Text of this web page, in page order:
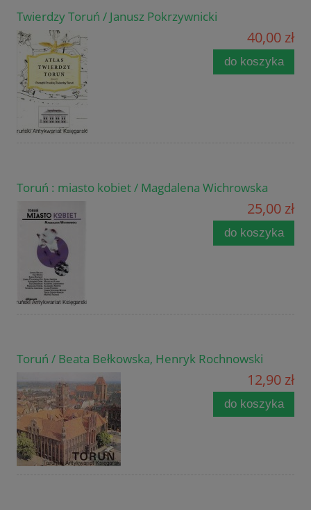
Twierdzy Toruń / Janusz Pokrzywnicki
40,00 zł
do koszyka
Toruń : miasto kobiet / Magdalena Wichrowska
25,00 zł
do koszyka
Toruń / Beata Bełkowska, Henryk Rochnowski
12,90 zł
do koszyka